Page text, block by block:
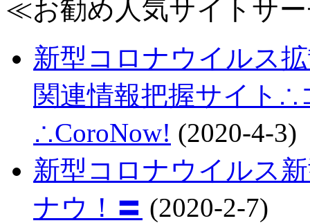
≪お勧め人気サイトサ
新型コロナウイルス
関連情報把握サイト
∴CoroNow! (2020-4-3)
新型コロナウイルス
ナウ！〓 (2020-2-7)